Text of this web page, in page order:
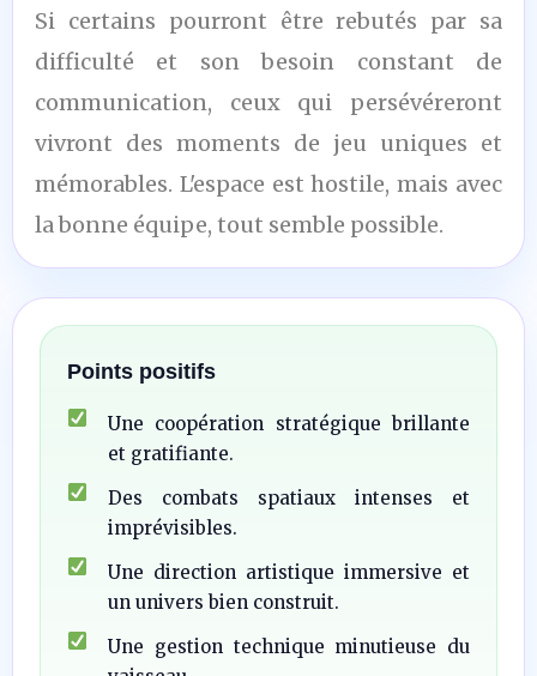
Si certains pourront être rebutés par sa
difficulté et son besoin constant de
communication, ceux qui persévéreront
vivront des moments de jeu uniques et
mémorables. L'espace est hostile, mais avec
la bonne équipe, tout semble possible.
Points positifs
Une coopération stratégique brillante
et gratifiante.
Des combats spatiaux intenses et
imprévisibles.
Une direction artistique immersive et
un univers bien construit.
Une gestion technique minutieuse du